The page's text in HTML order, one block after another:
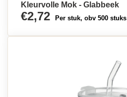
Kleurvolle Mok - Glabbeek
€2,72 Per stuk, obv 500 stuks